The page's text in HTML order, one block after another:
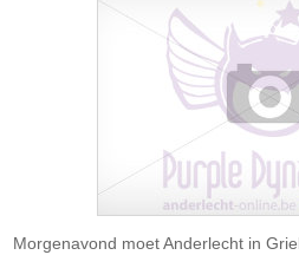
Morgenavond moet Anderlecht in